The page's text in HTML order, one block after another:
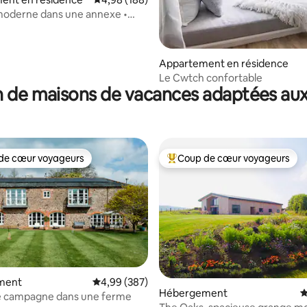
dans une annexe •
Appartement en résidence
Le Cwtch confortable
de maisons de vacances adaptées
cœur voyageurs les plus appréciés
cœur voyageurs
Évaluation moyenne sur la base de 387
4,99 (387)
campagne dans une ferme
Coups de cœur voyageurs les
Coup de cœur voyageurs
Hébergement